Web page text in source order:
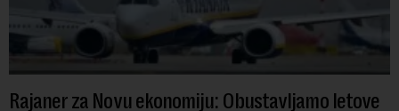
Rajaner za Novu ekonomiju: Obustavljamo letove